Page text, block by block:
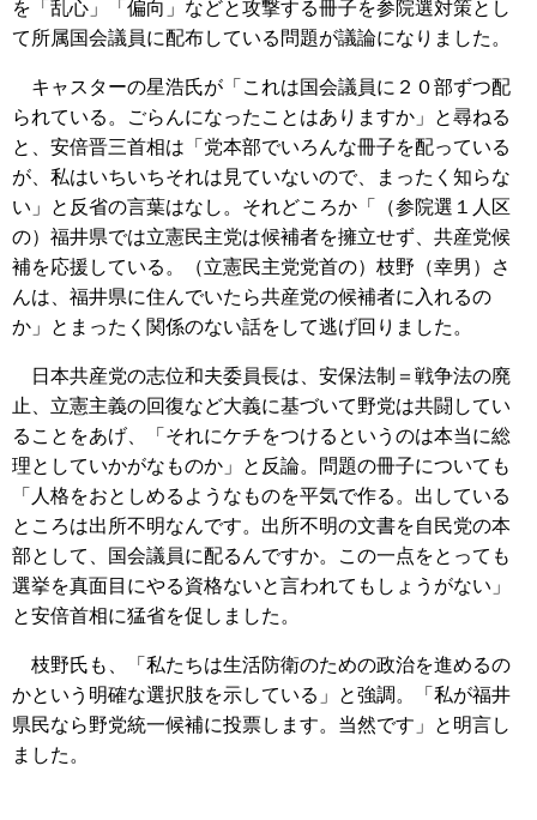
を「乱心」「偏向」などと攻撃する冊子を参院選対策とし
て所属国会議員に配布している問題が議論になりました。
キャスターの星浩氏が「これは国会議員に２０部ずつ配
られている。ごらんになったことはありますか」と尋ねる
と、安倍晋三首相は「党本部でいろんな冊子を配っている
が、私はいちいちそれは見ていないので、まったく知らな
い」と反省の言葉はなし。それどころか「（参院選１人区
の）福井県では立憲民主党は候補者を擁立せず、共産党候
補を応援している。（立憲民主党党首の）枝野（幸男）さ
んは、福井県に住んでいたら共産党の候補者に入れるの
か」とまったく関係のない話をして逃げ回りました。
日本共産党の志位和夫委員長は、安保法制＝戦争法の廃
止、立憲主義の回復など大義に基づいて野党は共闘してい
ることをあげ、「それにケチをつけるというのは本当に総
理としていかがなものか」と反論。問題の冊子についても
「人格をおとしめるようなものを平気で作る。出している
ところは出所不明なんです。出所不明の文書を自民党の本
部として、国会議員に配るんですか。この一点をとっても
選挙を真面目にやる資格ないと言われてもしょうがない」
と安倍首相に猛省を促しました。
枝野氏も、「私たちは生活防衛のための政治を進めるの
かという明確な選択肢を示している」と強調。「私が福井
県民なら野党統一候補に投票します。当然です」と明言し
ました。